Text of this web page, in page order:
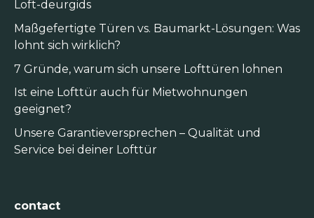
Loft-deurgids
Maßgefertigte Türen vs. Baumarkt-Lösungen: Was
lohnt sich wirklich?
7 Gründe, warum sich unsere Lofttüren lohnen
Ist eine Lofttür auch für Mietwohnungen
geeignet?
Unsere Garantieversprechen – Qualität und
Service bei deiner Lofttür
contact